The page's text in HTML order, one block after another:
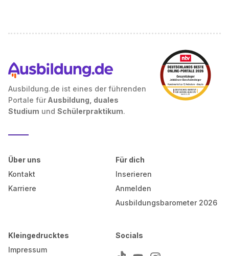
Ausbildung.de ist eines der führenden
Portale für Ausbildung, duales
Studium und Schülerpraktikum.
Über uns
Kontakt
Karriere
Für dich
Inserieren
Anmelden
Ausbildungsbarometer 2026
Kleingedrucktes
Impressum
Socials